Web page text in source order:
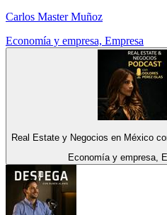
Carlos Master Muñoz
Economía y empresa, Empresa
Real Estate y Negocios en México
Economía y empresa,